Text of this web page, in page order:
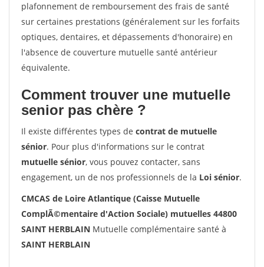
plafonnement de remboursement des frais de santé
sur certaines prestations (généralement sur les forfaits
optiques, dentaires, et dépassements d'honoraire) en
l'absence de couverture mutuelle santé antérieur
équivalente.
Comment trouver une mutuelle
senior pas chère ?
Il existe différentes types de contrat de mutuelle
sénior. Pour plus d'informations sur le contrat
mutuelle sénior, vous pouvez contacter, sans
engagement, un de nos professionnels de la Loi sénior.
CMCAS de Loire Atlantique (Caisse Mutuelle
ComplÃ©mentaire d'Action Sociale) mutuelles 44800
SAINT HERBLAIN Mutuelle complémentaire santé à
SAINT HERBLAIN